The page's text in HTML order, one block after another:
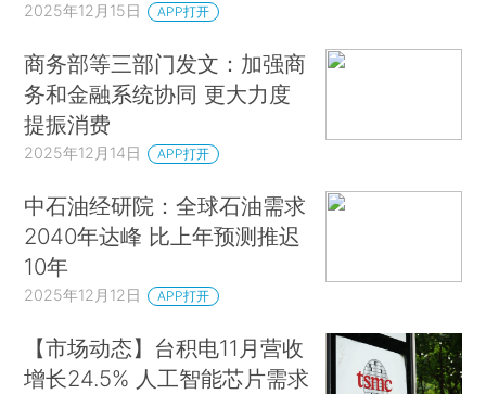
2025年12月15日 APP打开
商务部等三部门发文：加强商
务和金融系统协同 更大力度
提振消费
2025年12月14日 APP打开
中石油经研院：全球石油需求
2040年达峰 比上年预测推迟
10年
2025年12月12日 APP打开
【市场动态】台积电11月营收
增长24.5% 人工智能芯片需求